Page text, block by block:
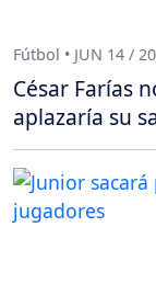
Fútbol • JUN 14 /
César Farías
aplazaría su